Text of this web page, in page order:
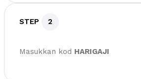
STEP 2
Masukkan kod HARIGAJI